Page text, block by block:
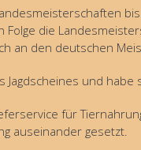
die
an den deutschen
Jagdscheines und
für
auseinander gesetzt.